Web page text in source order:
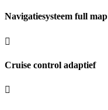
Navigatiesysteem full map
Cruise control adaptief